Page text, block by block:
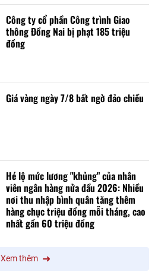
Công ty cổ phần Công trình Giao
thông Đồng Nai bị phạt 185 triệu
đồng
Giá vàng ngày 7/8 bất ngờ đảo chiều
Hé lộ mức lương "khủng" của nhân
viên ngân hàng nửa đầu 2026: Nhiều
nơi thu nhập bình quân tăng thêm
hàng chục triệu đồng mỗi tháng, cao
nhất gần 60 triệu đồng
Xem thêm